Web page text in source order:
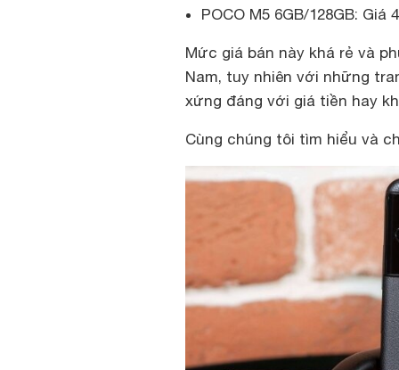
POCO M5 6GB/128GB: Giá
Mức giá bán này khá rẻ và
Nam, tuy nhiên với những
xứng đáng với giá tiền hay
Cùng chúng tôi tìm hiểu và